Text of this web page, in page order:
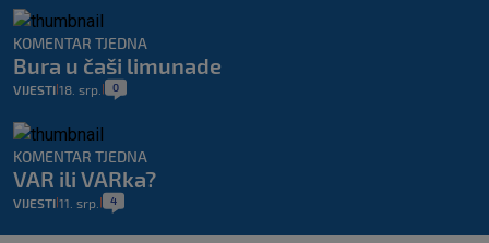
KOMENTAR TJEDNA
Bura u čaši limunade
VIJESTI 18. srp. 0
KOMENTAR TJEDNA
VAR ili VARka?
VIJESTI 11. srp. 4